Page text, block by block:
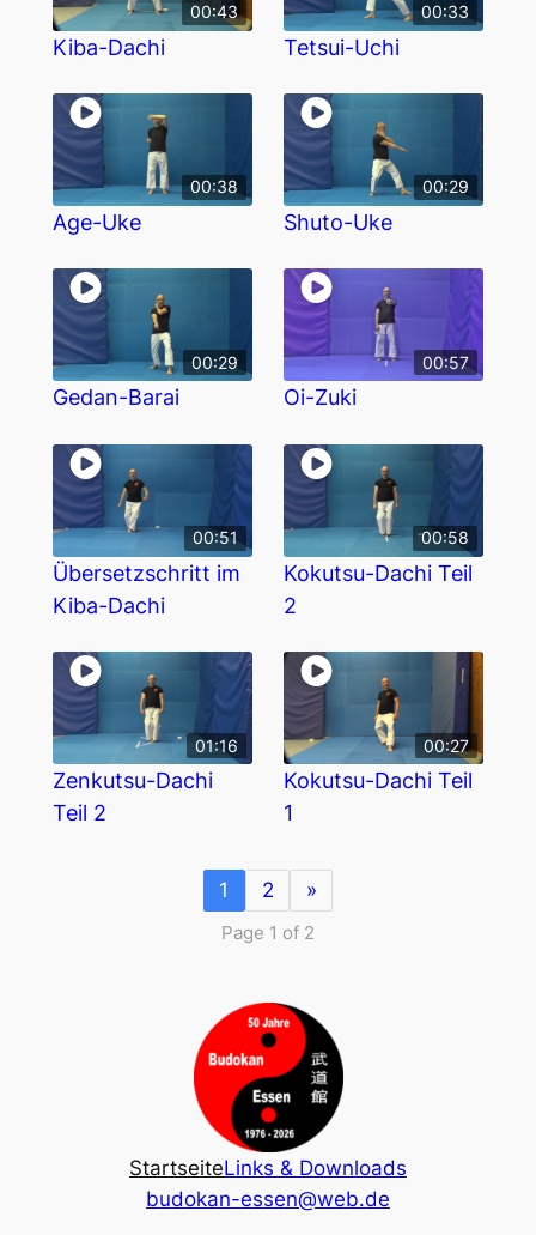
00:43
Kiba-Dachi
00:33
Tetsui-Uchi
00:38
Age-Uke
00:29
Shuto-Uke
00:29
Gedan-Barai
00:57
Oi-Zuki
00:51
Übersetzschritt im
Kiba-Dachi
00:58
Kokutsu-Dachi Teil
2
01:16
Zenkutsu-Dachi
Teil 2
00:27
Kokutsu-Dachi Teil
1
1 2 »
Page 1 of 2
StartseiteLinks & Downloads
budokan-essen@web.de